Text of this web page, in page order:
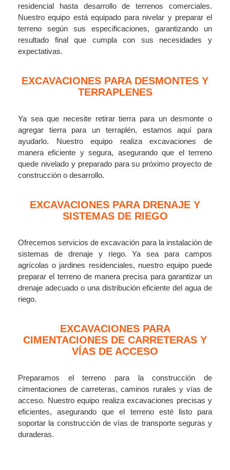
residencial hasta desarrollo de terrenos comerciales.
Nuestro equipo está equipado para nivelar y preparar el
terreno según sus especificaciones, garantizando un
resultado final que cumpla con sus necesidades y
expectativas.
EXCAVACIONES PARA DESMONTES Y
TERRAPLENES
Ya sea que necesite retirar tierra para un desmonte o
agregar tierra para un terraplén, estamos aquí para
ayudarlo. Nuestro equipo realiza excavaciones de
manera eficiente y segura, asegurando que el terreno
quede nivelado y preparado para su próximo proyecto de
construcción o desarrollo.
EXCAVACIONES PARA DRENAJE Y
SISTEMAS DE RIEGO
Ofrecemos servicios de excavación para la instalación de
sistemas de drenaje y riego. Ya sea para campos
agrícolas o jardines residenciales, nuestro equipo puede
preparar el terreno de manera precisa para garantizar un
drenaje adecuado o una distribución eficiente del agua de
riego.
EXCAVACIONES PARA
CIMENTACIONES DE CARRETERAS Y
VÍAS DE ACCESO
Preparamos el terreno para la construcción de
cimentaciones de carreteras, caminos rurales y vías de
acceso. Nuestro equipo realiza excavaciones precisas y
eficientes, asegurando que el terreno esté listo para
soportar la construcción de vías de transporte seguras y
duraderas.